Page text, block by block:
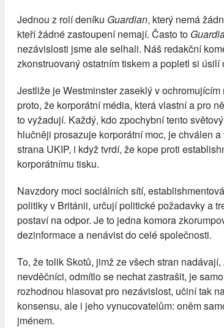
Jednou z rolí deníku Guardian, který nemá
kteří žádné zastoupení nemají. Často to
nezávislosti jsme ale selhali. Náš redakční
zkonstruovaný ostatním tiskem a popletl si
Jestliže je Westminster zaseklý v
proto, že korporátní média, která vlastní a pro
to vyžadují. Každý, kdo zpochybní tento
hlučněji prosazuje korporátní moc, je chválen
strana UKIP, i když tvrdí, že kope proti
korporátnímu tisku.
Navzdory moci sociálních sítí,
politiky v Británii, určují politické požadavky a
postaví na odpor. Je to jedna komora
dezinformace a nenávist do celé společnosti.
To, že tolik Skotů, jimž ze všech stran
nevděčníci, odmítlo se nechat zastrašit, je
rozhodnou hlasovat pro nezávislost, učiní tak
konsensu, ale i jeho vynucovatelům: oněm
jménem.